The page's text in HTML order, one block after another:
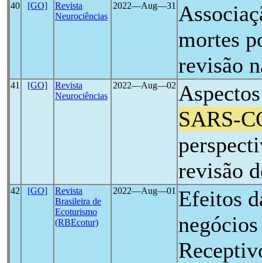
40 [GO]
Revista
Neurociências
2022―Aug―31
mortes
revisão
41 [GO]
Revista
Neurociências
2022―Aug―02
SARS-
revisão
42 [GO]
Revista
Brasileira de
Ecoturismo
(RBEcotur)
2022―Aug―01 Efeitos